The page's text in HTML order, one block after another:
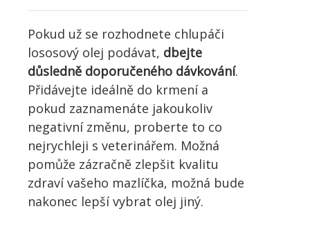
Pokud už se rozhodnete chlupáči
lososový olej podávat, dbejte
důsledně doporučeného dávkování.
Přidávejte ideálně do krmení a
pokud zaznamenáte jakoukoliv
negativní změnu, proberte to co
nejrychleji s veterinářem. Možná
pomůže zázračně zlepšit kvalitu
zdraví vašeho mazlíčka, možná bude
nakonec lepší vybrat olej jiný.